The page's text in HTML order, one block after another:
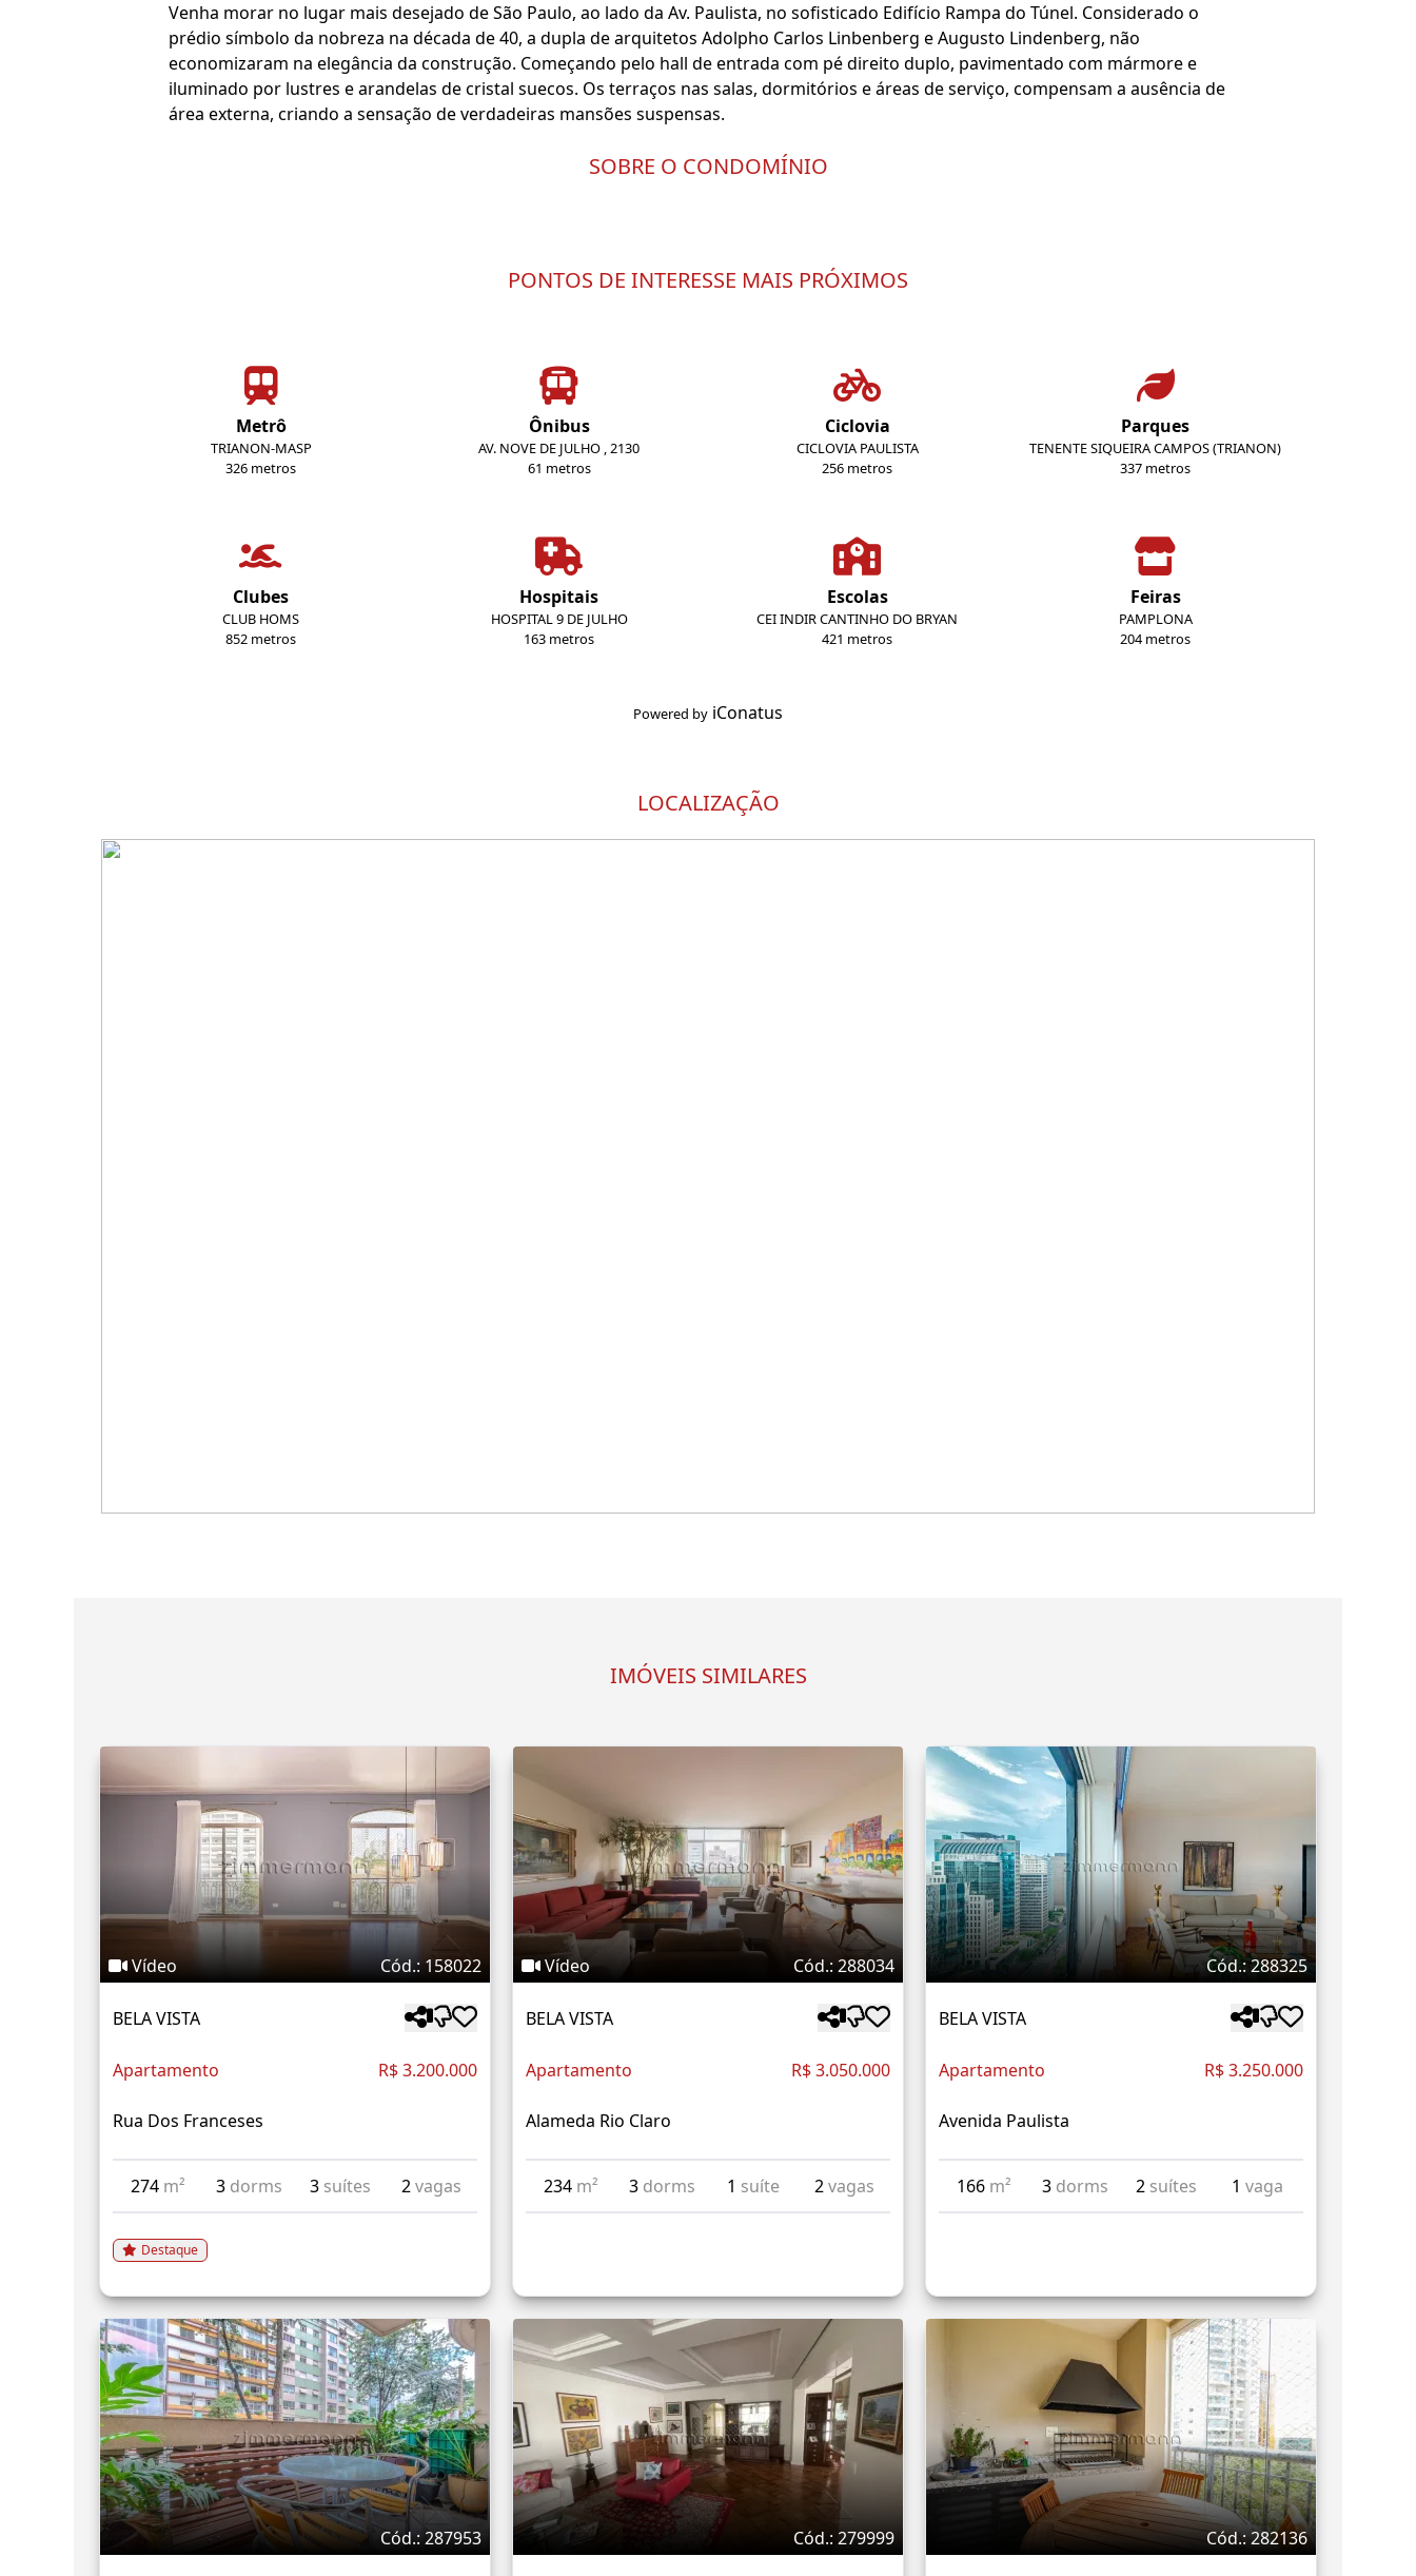
Venha morar no lugar mais desejado de São Paulo, ao lado da Av. Paulista, no sofisticado Edifício Rampa do Túnel. Considerado o
prédio símbolo da nobreza na década de 40, a dupla de arquitetos Adolpho Carlos Linbenberg e Augusto Lindenberg, não
economizaram na elegância da construção. Começando pelo hall de entrada com pé direito duplo, pavimentado com mármore e
iluminado por lustres e arandelas de cristal suecos. Os terraços nas salas, dormitórios e áreas de serviço, compensam a ausência de
área externa, criando a sensação de verdadeiras mansões suspensas.
SOBRE O CONDOMÍNIO
PONTOS DE INTERESSE MAIS PRÓXIMOS
Metrô
TRIANON-MASP
326 metros
Ônibus
AV. NOVE DE JULHO , 2130
61 metros
Ciclovia
CICLOVIA PAULISTA
256 metros
Parques
TENENTE SIQUEIRA CAMPOS (TRIANON)
337 metros
Clubes
CLUB HOMS
852 metros
Hospitais
HOSPITAL 9 DE JULHO
163 metros
Escolas
CEI INDIR CANTINHO DO BRYAN
421 metros
Feiras
PAMPLONA
204 metros
Powered by iConatus
LOCALIZAÇÃO
IMÓVEIS SIMILARES
Vídeo Cód.: 158022
BELA VISTA
Apartamento R$ 3.200.000
Rua Dos Franceses
274 m² 3 dorms 3 suítes 2vagas
Destaque
Vídeo Cód.: 288034
BELA VISTA
Apartamento R$ 3.050.000
Alameda Rio Claro
234 m² 3 dorms 1 suíte 2vagas
Cód.: 288325
BELA VISTA
Apartamento R$ 3.250.000
Avenida Paulista
166 m² 3 dorms 2 suítes 1vaga
Cód.: 287953 Cód.: 279999 Cód.: 282136